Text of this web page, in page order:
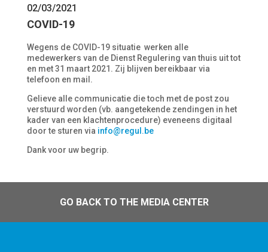
02/03/2021
COVID-19
Wegens de COVID-19 situatie werken alle
medewerkers van de Dienst Regulering van thuis uit tot
en met 31 maart 2021. Zij blijven bereikbaar via
telefoon en mail.
Gelieve alle communicatie die toch met de post zou
verstuurd worden (vb. aangetekende zendingen in het
kader van een klachtenprocedure) eveneens digitaal
door te sturen via info@regul.be
Dank voor uw begrip.
GO BACK TO THE MEDIA CENTER